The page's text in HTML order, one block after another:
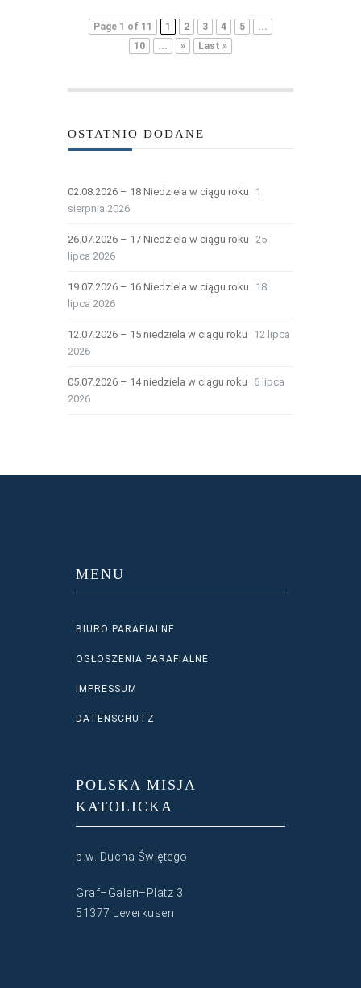
Page 1 of 11 1 2 3 4 5
...
10
... » Last »
OSTATNIO DODANE
02.08.2026 – 18 Niedziela w ciągu roku
1
sierpnia 2026
26.07.2026 – 17 Niedziela w ciągu roku
25
lipca 2026
19.07.2026 – 16 Niedziela w ciągu roku
18
lipca 2026
12.07.2026 – 15 niedziela w ciągu roku
12 lipca
2026
05.07.2026 – 14 niedziela w ciągu roku
6 lipca
2026
MENU
BIURO PARAFIALNE
OGŁOSZENIA PARAFIALNE
IMPRESSUM
DATENSCHUTZ
POLSKA MISJA
KATOLICKA
p.w. Ducha Świętego
Graf–Galen–Platz 3
51377 Leverkusen